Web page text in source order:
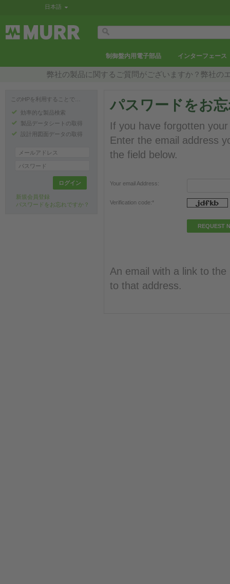
日本語
制御盤内用電子部品 インターフェース
弊社の製品に関するご質問がございますか？弊社
このHPを利用することで…
効率的な製品検索
製品データシートの取得
設計用図面データの取得
メールアドレス
パスワード
ログイン
新規会員登録
パスワードをお忘れですか？
パスワードをお
If you have forgotten
Enter the email address
the field below.
Your email Address:
Verification code:*
REQUEST
An email with a link to
to that address.